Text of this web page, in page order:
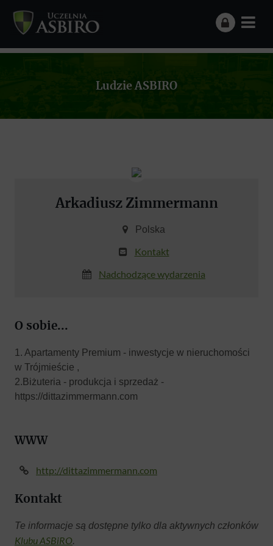
Ludzie ASBIRO
Arkadiusz Zimmermann
Polska
Kontakt
Nadchodzące wydarzenia
O sobie...
1. Apartamenty Premium - inwestycje w nieruchomości
w Trójmieście ,
2.Biżuteria - produkcja i sprzedaż -
https://dittazimmermann.com
WWW
http://dittazimmermann.com
Kontakt
Te informacje są dostępne tylko dla aktywnych członków
Klubu ASBiRO.